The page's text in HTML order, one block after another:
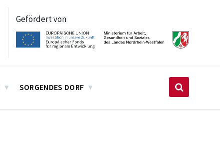
Gefördert von
SORGENDES DORF